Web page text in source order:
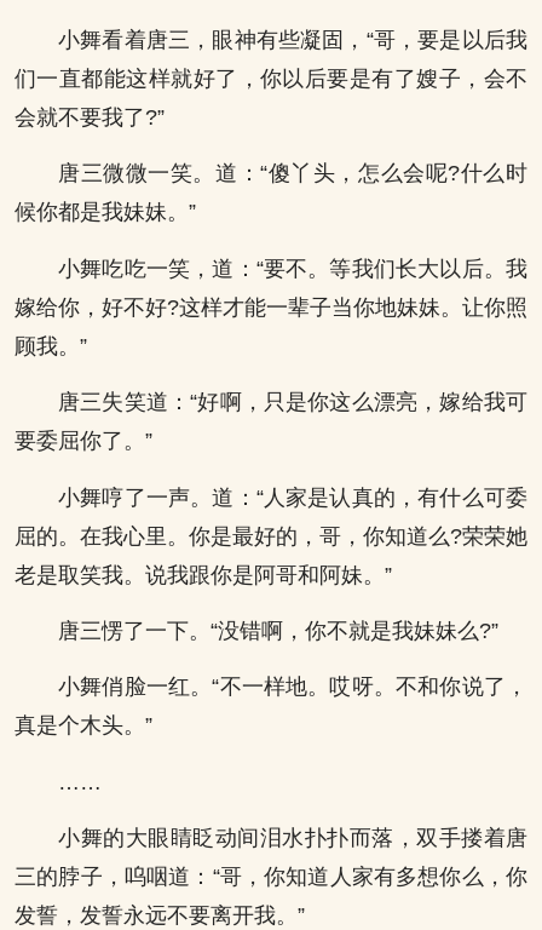
小舞看着唐三，眼神有些凝固，“哥，要是以后我
们一直都能这样就好了，你以后要是有了嫂子，会不
会就不要我了?”
唐三微微一笑。道：“傻丫头，怎么会呢?什么时
候你都是我妹妹。”
小舞吃吃一笑，道：“要不。等我们长大以后。我
嫁给你，好不好?这样才能一辈子当你地妹妹。让你照
顾我。”
唐三失笑道：“好啊，只是你这么漂亮，嫁给我可
要委屈你了。”
小舞哼了一声。道：“人家是认真的，有什么可委
屈的。在我心里。你是最好的，哥，你知道么?荣荣她
老是取笑我。说我跟你是阿哥和阿妹。”
唐三愣了一下。“没错啊，你不就是我妹妹么?”
小舞俏脸一红。“不一样地。哎呀。不和你说了，
真是个木头。”
……
小舞的大眼睛眨动间泪水扑扑而落，双手搂着唐
三的脖子，呜咽道：“哥，你知道人家有多想你么，你
发誓，发誓永远不要离开我。”